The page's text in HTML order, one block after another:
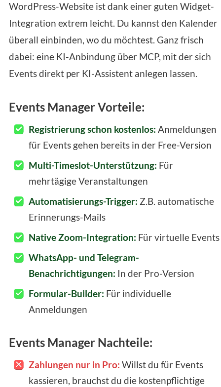
WordPress-Website ist dank einer guten Widget-
Integration extrem leicht. Du kannst den Kalender
überall einbinden, wo du möchtest. Ganz frisch
dabei: eine KI-Anbindung über MCP, mit der sich
Events direkt per KI-Assistent anlegen lassen.
Events Manager Vorteile:
Registrierung schon kostenlos: Anmeldungen
für Events gehen bereits in der Free-Version
Multi-Timeslot-Unterstützung: Für
mehrtägige Veranstaltungen
Automatisierungs-Trigger: Z.B. automatische
Erinnerungs-Mails
Native Zoom-Integration: Für virtuelle Events
WhatsApp- und Telegram-
Benachrichtigungen: In der Pro-Version
Formular-Builder: Für individuelle
Anmeldungen
Events Manager Nachteile:
Zahlungen nur in Pro: Willst du für Events
kassieren, brauchst du die kostenpflichtige